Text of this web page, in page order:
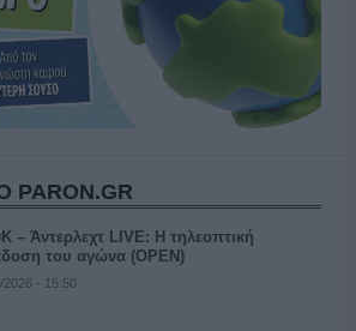
PARON.GR
– Άντερλεχτ LIVE: Η τηλεοπτική
του αγώνα (OPEN)
2026 - 15:50